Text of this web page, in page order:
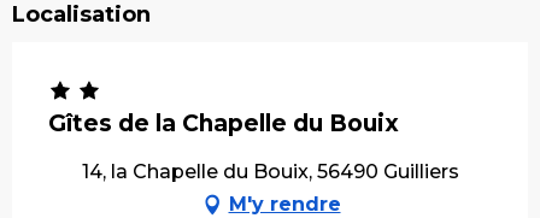
Localisation
Gîtes de la Chapelle du Bouix
14, la Chapelle du Bouix, 56490 Guilliers
M'y rendre